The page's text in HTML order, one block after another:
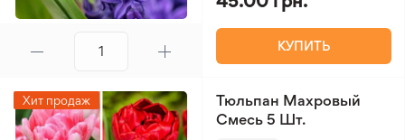
КУПИТЬ
Хит продаж
Тюльпан Махровый
Смесь 5 Шт.